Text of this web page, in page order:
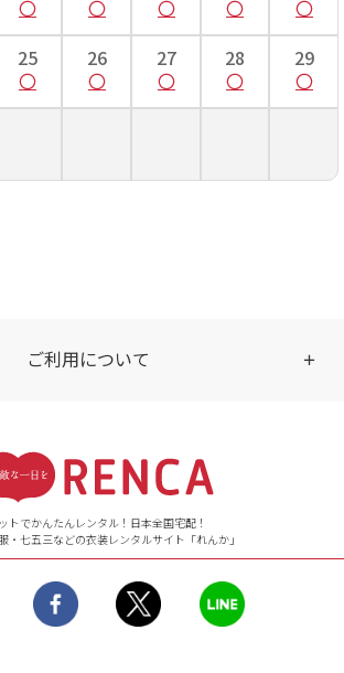
25 26 27 28 29
ご利用について
ネット）】
無休
メー
曜日、臨
。
にいただ
トでかんたんレンタル！日本全国宅配！
・七五三などの衣装レンタルサイト「れんか」